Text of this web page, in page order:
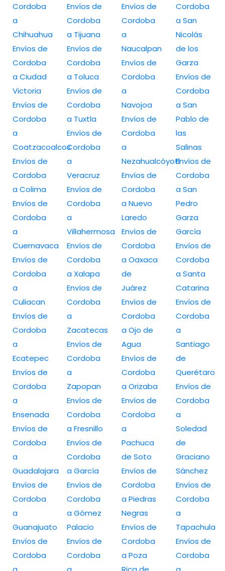
Cordoba
a
Chihuahua
Envíos de
Cordoba
a Ciudad
Victoria
Envíos de
Cordoba
a
Coatzacoalcos
Envíos de
Cordoba
a Colima
Envíos de
Cordoba
a
Cuernavaca
Envíos de
Cordoba
a
Culiacan
Envíos de
Cordoba
a
Ecatepec
Envíos de
Cordoba
a
Ensenada
Envíos de
Cordoba
a
Guadalajara
Envíos de
Cordoba
a
Guanajuato
Envíos de
Cordoba
Envíos de
Cordoba
a Tijuana
Envíos de
Cordoba
a Toluca
Envíos de
Cordoba
a Tuxtla
Envíos de
Cordoba
a
Veracruz
Envíos de
Cordoba
a
Villahermosa
Envíos de
Cordoba
a Xalapa
Envíos de
Cordoba
a
Zacatecas
Envíos de
Cordoba
a
Zapopan
Envíos de
Cordoba
a Fresnillo
Envíos de
Cordoba
a García
Envíos de
Cordoba
a Gómez
Palacio
Envíos de
Cordoba
Envíos de
Cordoba
a
Naucalpan
Envíos de
Cordoba
a
Navojoa
Envíos de
Cordoba
a
Nezahualcóyotl
Envíos de
Cordoba
a Nuevo
Laredo
Envíos de
Cordoba
a Oaxaca
de
Juárez
Envíos de
Cordoba
a Ojo de
Agua
Envíos de
Cordoba
a Orizaba
Envíos de
Cordoba
a
Pachuca
de Soto
Envíos de
Cordoba
a Piedras
Negras
Envíos de
Cordoba
a Poza
Cordoba
a San
Nicolás
de los
Garza
Envíos de
Cordoba
a San
Pablo de
las
Salinas
Envíos de
Cordoba
a San
Pedro
Garza
García
Envíos de
Cordoba
a Santa
Catarina
Envíos de
Cordoba
a
Santiago
de
Querétaro
Envíos de
Cordoba
a
Soledad
de
Graciano
Sánchez
Envíos de
Cordoba
a
Tapachula
Envíos de
Cordoba